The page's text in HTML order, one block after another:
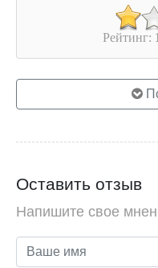
Рейтинг:
Оставить отзыв
Напишите свое